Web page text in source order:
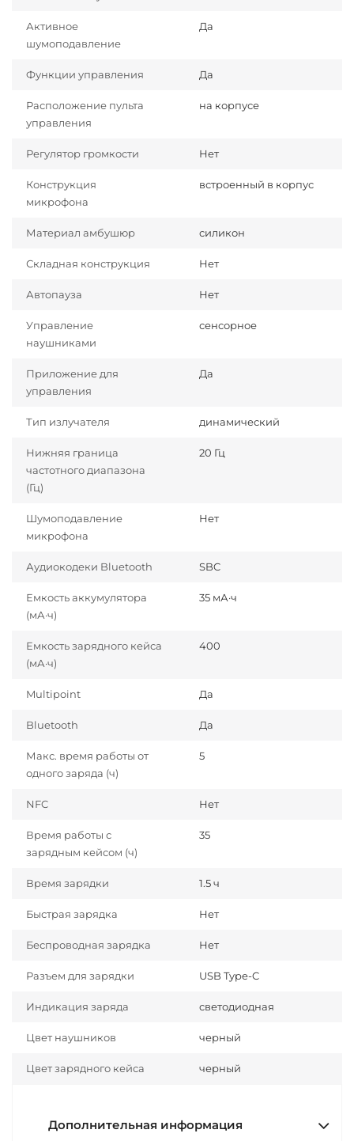
Активное
шумоподавление
Да
Функции управления Да
Расположение пульта
управления
на корпусе
Регулятор громкости Нет
Конструкция
микрофона
встроенный в корпус
Материал амбушюр силикон
Складная конструкция Нет
Автопауза Нет
Управление
наушниками
сенсорное
Приложение для
управления
Да
Тип излучателя динамический
Нижняя граница
частотного диапазона
(Гц)
20 Гц
Шумоподавление
микрофона
Нет
Аудиокодеки Bluetooth SBC
Емкость аккумулятора
(мА·ч)
35 мА·ч
Емкость зарядного кейса
(мА·ч)
400
Multipoint Да
Bluetooth Да
Макс. время работы от
одного заряда (ч)
5
NFC Нет
Время работы с
зарядным кейсом (ч)
35
Время зарядки 1.5 ч
Быстрая зарядка Нет
Беспроводная зарядка Нет
Разъем для зарядки USB Type-C
Индикация заряда светодиодная
Цвет наушников черный
Цвет зарядного кейса черный
Дополнительная информация